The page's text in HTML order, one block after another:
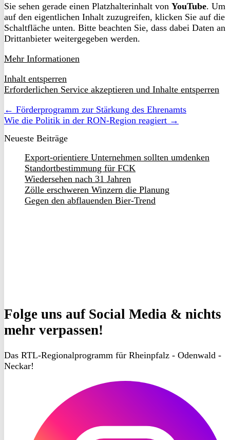
Sie sehen gerade einen Platzhalterinhalt von YouTube. Um
auf den eigentlichen Inhalt zuzugreifen, klicken Sie auf die
Schaltfläche unten. Bitte beachten Sie, dass dabei Daten an
Drittanbieter weitergegeben werden.
Mehr Informationen
Inhalt entsperren
Erforderlichen Service akzeptieren und Inhalte entsperren
← Förderprogramm zur Stärkung des Ehrenamts
Wie die Politik in der RON-Region reagiert →
Neueste Beiträge
Export-orientiere Unternehmen sollten umdenken
Standortbestimmung für FCK
Wiedersehen nach 31 Jahren
Zölle erschweren Winzern die Planung
Gegen den abflauenden Bier-Trend
Folge uns auf Social Media & nichts
mehr verpassen!
Das RTL-Regionalprogramm für Rheinpfalz - Odenwald -
Neckar!
Instagram